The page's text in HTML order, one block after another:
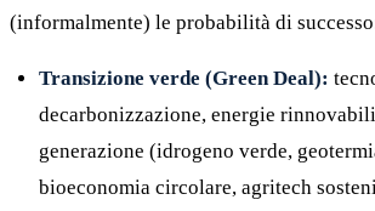
(informalmente) le probabilità di
Transizione verde (Green Deal):
decarbonizzazione, energie
generazione (idrogeno verde,
bioeconomia circolare, agritech